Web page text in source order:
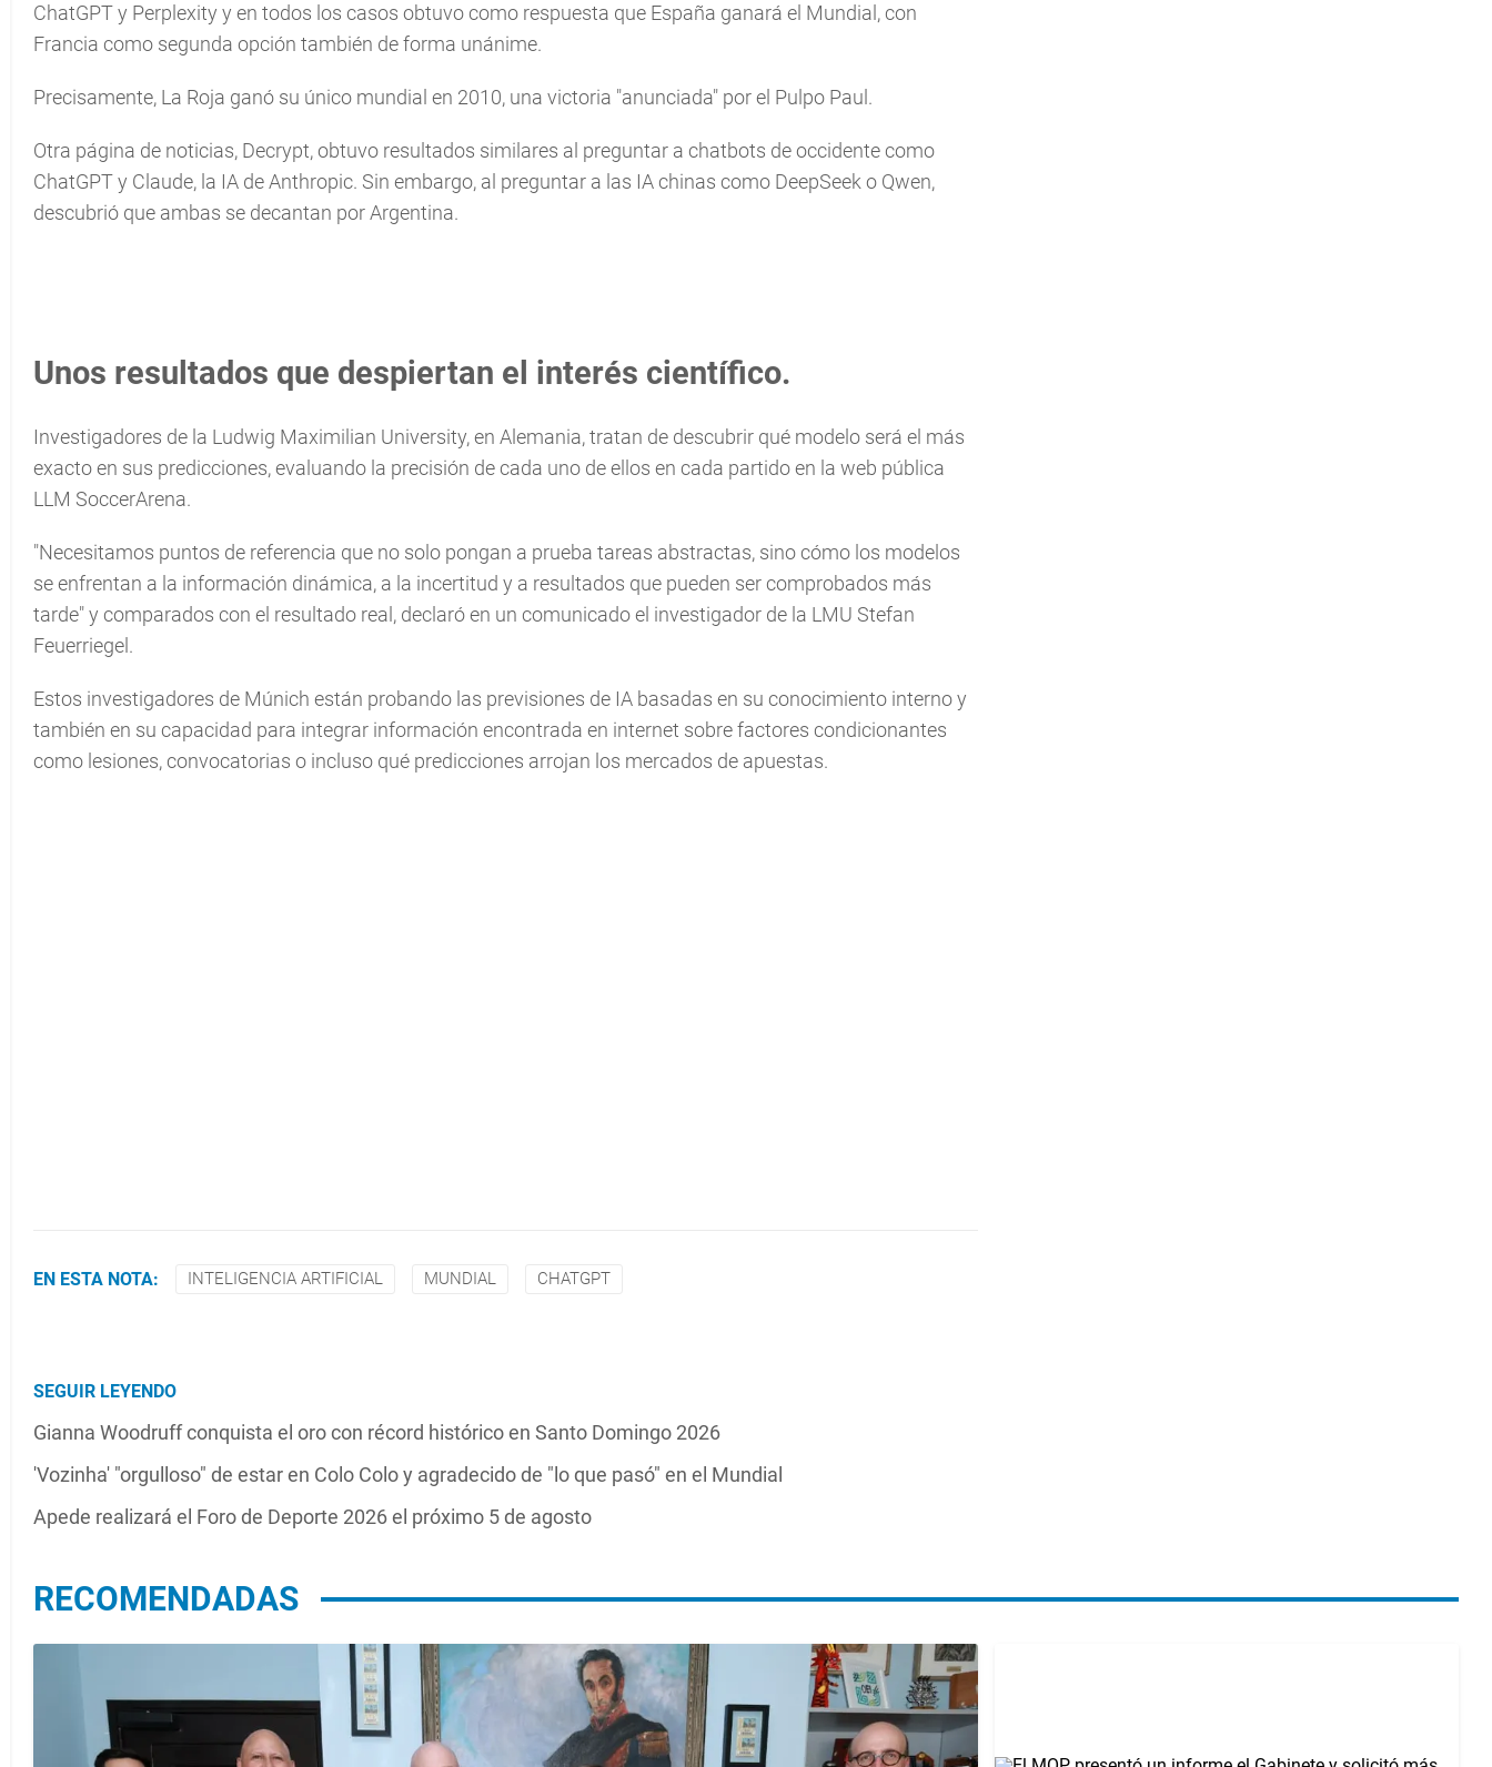
ChatGPT y Perplexity y en todos los casos obtuvo como respuesta que España ganará el Mundial, con
Francia como segunda opción también de forma unánime.
Precisamente, La Roja ganó su único mundial en 2010, una victoria "anunciada" por el Pulpo Paul.
Otra página de noticias, Decrypt, obtuvo resultados similares al preguntar a chatbots de occidente como
ChatGPT y Claude, la IA de Anthropic. Sin embargo, al preguntar a las IA chinas como DeepSeek o Qwen,
descubrió que ambas se decantan por Argentina.
Unos resultados que despiertan el interés científico.
Investigadores de la Ludwig Maximilian University, en Alemania, tratan de descubrir qué modelo será el más
exacto en sus predicciones, evaluando la precisión de cada uno de ellos en cada partido en la web pública
LLM SoccerArena.
"Necesitamos puntos de referencia que no solo pongan a prueba tareas abstractas, sino cómo los modelos
se enfrentan a la información dinámica, a la incertitud y a resultados que pueden ser comprobados más
tarde" y comparados con el resultado real, declaró en un comunicado el investigador de la LMU Stefan
Feuerriegel.
Estos investigadores de Múnich están probando las previsiones de IA basadas en su conocimiento interno y
también en su capacidad para integrar información encontrada en internet sobre factores condicionantes
como lesiones, convocatorias o incluso qué predicciones arrojan los mercados de apuestas.
EN ESTA NOTA: INTELIGENCIA ARTIFICIAL MUNDIAL CHATGPT
SEGUIR LEYENDO
Gianna Woodruff conquista el oro con récord histórico en Santo Domingo 2026
'Vozinha' "orgulloso" de estar en Colo Colo y agradecido de "lo que pasó" en el Mundial
Apede realizará el Foro de Deporte 2026 el próximo 5 de agosto
RECOMENDADAS